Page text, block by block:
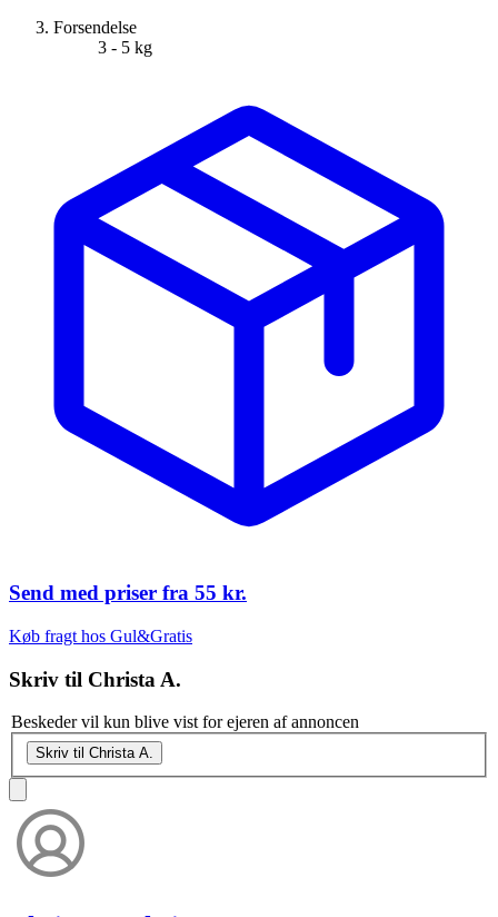
Forsendelse
3 - 5 kg
Send med priser fra 55 kr.
Køb fragt hos Gul&Gratis
Skriv til Christa A.
Beskeder vil kun blive vist for ejeren af annoncen
Skriv til Christa A.